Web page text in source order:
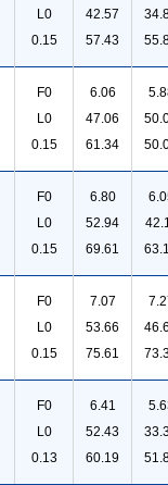
L0
0.15
42.57
57.43
F0
L0
0.15
6.06
47.06
61.34
F0
L0
0.15
6.80
52.94
69.61
F0
L0
0.15
7.07
53.66
75.61
F0
L0
0.13
6.41
52.43
60.19